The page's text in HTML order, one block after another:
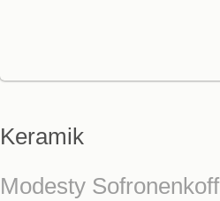
Keramik
Modesty Sofronenkoff